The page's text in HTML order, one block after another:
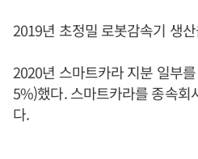
2019년 초정밀 로봇감속기 생
2020년 스마트카라 지분 일부
5%)했다. 스마트카라를 종속회
다.